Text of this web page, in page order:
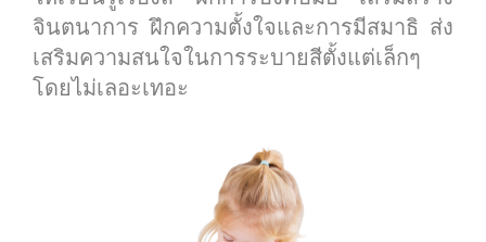
จินตนาการ ฝึกความตั้งใจและการมีสมาธิ ส่ง
เสริมความสนใจในการระบายสีตั้งแต่เล็กๆ
โดยไม่เลอะเทอะ